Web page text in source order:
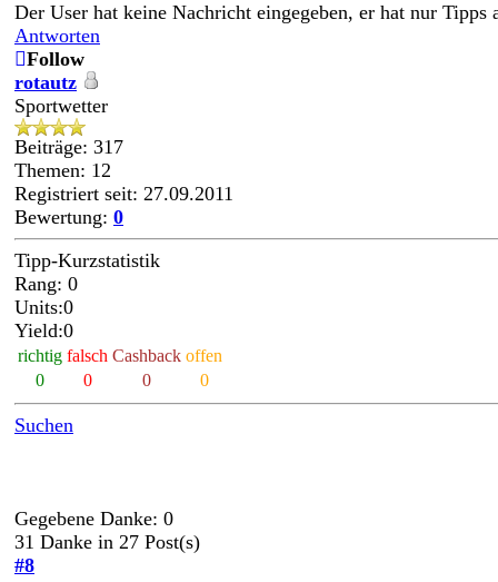
Der User hat keine Nachricht eingegeben, er hat nur Tipps
Antworten
Follow
rotautz
Sportwetter
Beiträge: 317
Themen: 12
Registriert seit: 27.09.2011
Bewertung: 0
Tipp-Kurzstatistik
Rang: 0
Units:0
Yield:0
richtig falsch Cashback offen
0
0 0 0
Suchen
Gegebene Danke: 0
31 Danke in 27 Post(s)
#8